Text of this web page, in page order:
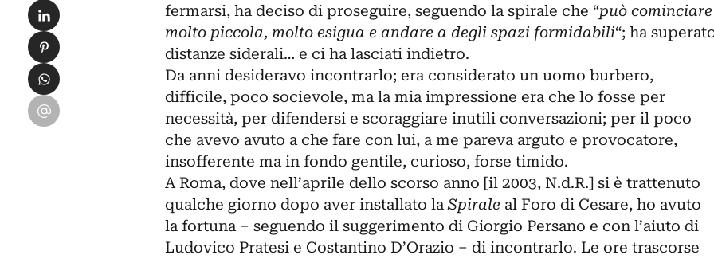
fermarsi, ha deciso di proseguire, seguendo la spirale che “può cominciare
molto piccola, molto esigua e andare a degli spazi formidabili“; ha
distanze siderali… e ci ha lasciati indietro.
Da anni desideravo incontrarlo; era considerato un uomo burbero,
difficile, poco socievole, ma la mia impressione era che lo fosse per
necessità, per difendersi e scoraggiare inutili conversazioni; per il poco
che avevo avuto a che fare con lui, a me pareva arguto e provocatore,
insofferente ma in fondo gentile, curioso, forse timido.
A Roma, dove nell’aprile dello scorso anno [il 2003, N.d.R.] si è trattenuto
qualche giorno dopo aver installato laSpiraleal Foro di Cesare, ho avuto
la fortuna – seguendo il suggerimento di Giorgio Persano e con l’aiuto di
Ludovico Pratesi e Costantino D’Orazio – di incontrarlo. Le ore trascorse
Condividi su LinkedIn
Condividi su Pinterest
Condividi su WhatsApp
Condividi su Email